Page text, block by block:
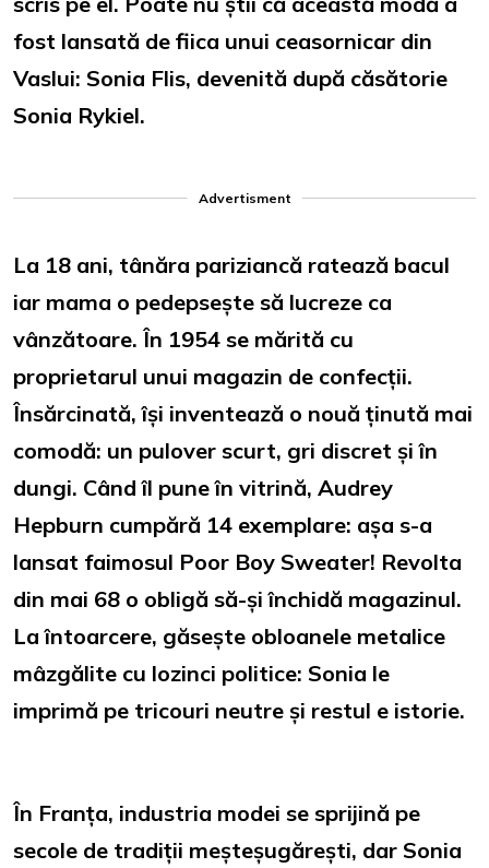
fost lansată de fiica unui ceasornicar din
Vaslui: Sonia Flis, devenită după căsătorie
Sonia Rykiel.
Advertisment
La 18 ani, tânăra pariziancă ratează bacul
iar mama o pedepsește să lucreze ca
vânzătoare. În 1954 se mărită cu
proprietarul unui magazin de confecții.
Însărcinată, își inventează o nouă ținută mai
comodă: un pulover scurt, gri discret și în
dungi. Când îl pune în vitrină, Audrey
Hepburn cumpără 14 exemplare: așa s-a
lansat faimosul Poor Boy Sweater! Revolta
din mai 68 o obligă să-și închidă magazinul.
La întoarcere, găsește obloanele metalice
mâzgălite cu lozinci politice: Sonia le
imprimă pe tricouri neutre și restul e istorie.
În Franța, industria modei se sprijină pe
secole de tradiții meșteșugărești, dar Sonia